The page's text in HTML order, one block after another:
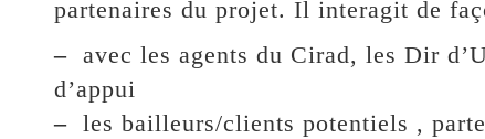
partenaires du projet. Il interagit de
–avec les agents du Cirad, les Dir
d’appui
–les bailleurs/clients potentiels ,